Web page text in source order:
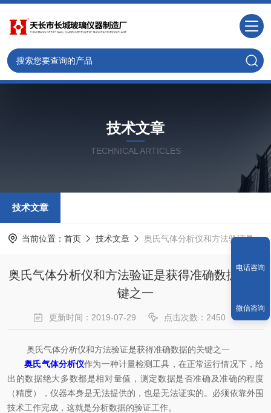
技术文章
TECHNICAL ARTICLES
技术文章
当前位置： 首页 技术文章 奥氏气体分析仪和方法验证是获得准确数据的关键之一
奥氏气体分析仪和方法验证是获得准确数据的关
键之一
更新时间：2019-07-29 点击次数：2450
奥氏气体分析仪和方法验证是获得准确数据的关键之一
奥氏气体分析仪作为一种计量检测工具，在正常运行情况下，给
出的数据绝大多数都是相对量值，测定数据是否准确及准确的程度
（精度），仪器本身是无法提供的，也是无法证实的。必须依靠外围
技术工作完成，这就是分析数据的验证工作。
电话咨询
微信咨询